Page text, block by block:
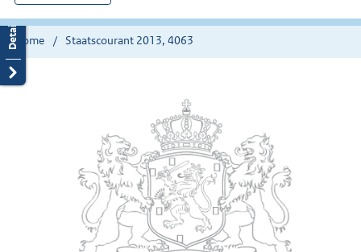
hier:
Home Staatscourant 2013, 4063